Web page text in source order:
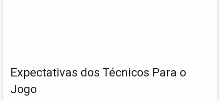
Expectativas dos Técnicos Para o
Jogo